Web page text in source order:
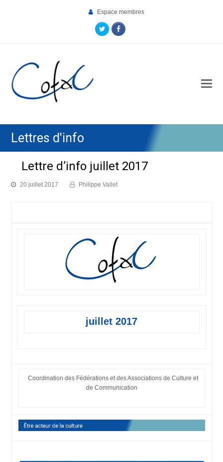
Espace membres
TwitterFacebook
Lettres d'info
Lettre d’info juillet 2017
20 juillet 2017 Philippe Vallet
juillet 2017
Coordination des Fédérations et des Associations de Culture et
de Communication